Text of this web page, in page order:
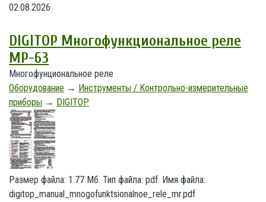
02.08.2026
DIGITOP Многофункциональное реле
МР-63
Многофунциональное реле
Оборудование → Инструменты / Контрольно-измерительные
приборы → DIGITOP
Размер файла: 1.77 Мб. Тип файла: pdf. Имя файла:
digitop_manual_mnogofunktsionalnoe_rele_mr.pdf